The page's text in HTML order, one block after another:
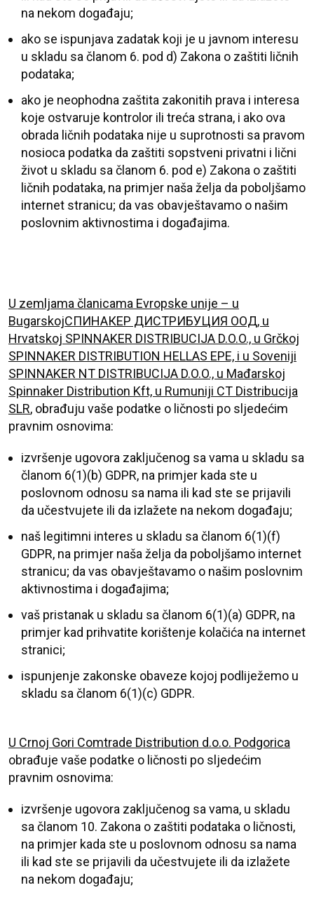
na nekom događaju;
ako se ispunjava zadatak koji je u javnom interesu
u skladu sa članom 6. pod d) Zakona o zaštiti ličnih
podataka;
ako je neophodna zaštita zakonitih prava i interesa
koje ostvaruje kontrolor ili treća strana, i ako ova
obrada ličnih podataka nije u suprotnosti sa pravom
nosioca podatka da zaštiti sopstveni privatni i lični
život u skladu sa članom 6. pod e) Zakona o zaštiti
ličnih podataka, na primjer naša želja da poboljšamo
internet stranicu; da vas obavještavamo o našim
poslovnim aktivnostima i događajima.
U zemljama članicama Evropske unije – u
BugarskojСПИНАКЕР ДИСТРИБУЦИЯ ООД, u
Hrvatskoj SPINNAKER DISTRIBUCIJA D.O.O., u Grčkoj
SPINNAKER DISTRIBUTION HELLAS EPE, i u Soveniji
SPINNAKER NT DISTRIBUCIJA D.O.O., u Mađarskoj
Spinnaker Distribution Kft, u Rumuniji CT Distribucija
SLR, obrađuju vaše podatke o ličnosti po sljedećim
pravnim osnovima:
izvršenje ugovora zaključenog sa vama u skladu sa
članom 6(1)(b) GDPR, na primjer kada ste u
poslovnom odnosu sa nama ili kad ste se prijavili
da učestvujete ili da izlažete na nekom događaju;
naš legitimni interes u skladu sa članom 6(1)(f)
GDPR, na primjer naša želja da poboljšamo internet
stranicu; da vas obavještavamo o našim poslovnim
aktivnostima i događajima;
vaš pristanak u skladu sa članom 6(1)(a) GDPR, na
primjer kad prihvatite korištenje kolačića na internet
stranici;
ispunjenje zakonske obaveze kojoj podliježemo u
skladu sa članom 6(1)(c) GDPR.
U Crnoj Gori Comtrade Distribution d.o.o. Podgorica
obrađuje vaše podatke o ličnosti po sljedećim
pravnim osnovima:
izvršenje ugovora zaključenog sa vama, u skladu
sa članom 10. Zakona o zaštiti podataka o ličnosti,
na primjer kada ste u poslovnom odnosu sa nama
ili kad ste se prijavili da učestvujete ili da izlažete
na nekom događaju;